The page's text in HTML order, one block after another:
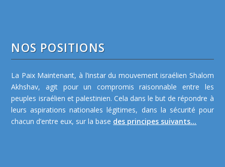
NOS POSITIONS
La Paix Maintenant, à l’instar du mouvement israélien Shalom
Akhshav, agit pour un compromis raisonnable entre les
peuples israélien et palestinien. Cela dans le but de répondre à
leurs aspirations nationales légitimes, dans la sécurité pour
chacun d’entre eux, sur la base des principes suivants...